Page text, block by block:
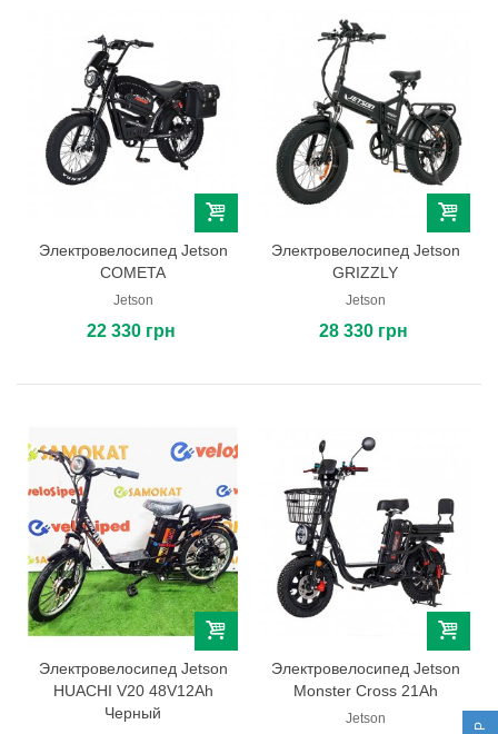
Электровелосипед Jetson
COMETA
Jetson
22 330 грн
Электровелосипед Jetson
GRIZZLY
Jetson
28 330 грн
Электровелосипед Jetson
HUACHI V20 48V12Ah
Черный
Электровелосипед Jetson
Monster Cross 21Ah
Jetson